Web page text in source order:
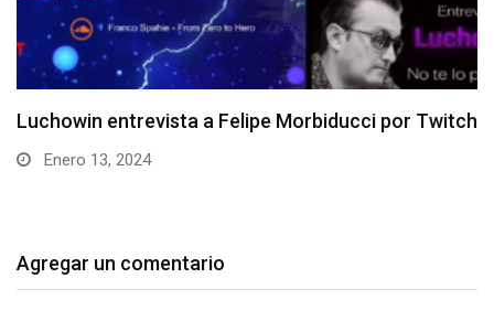
Entrevista a Roberto “xstardownx” Flández
Diciembre 11, 2023
Agregar un comentario